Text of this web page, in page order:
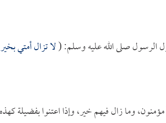
الرسول صلى الله عليه وسلم: (لا تزال أمتي
مؤمنون، وما زال فيهم خير، وإذا اعتنوا بفضيلة